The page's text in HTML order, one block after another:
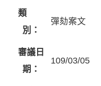
類
別：
彈劾案文
審議日
期：
109/03/05